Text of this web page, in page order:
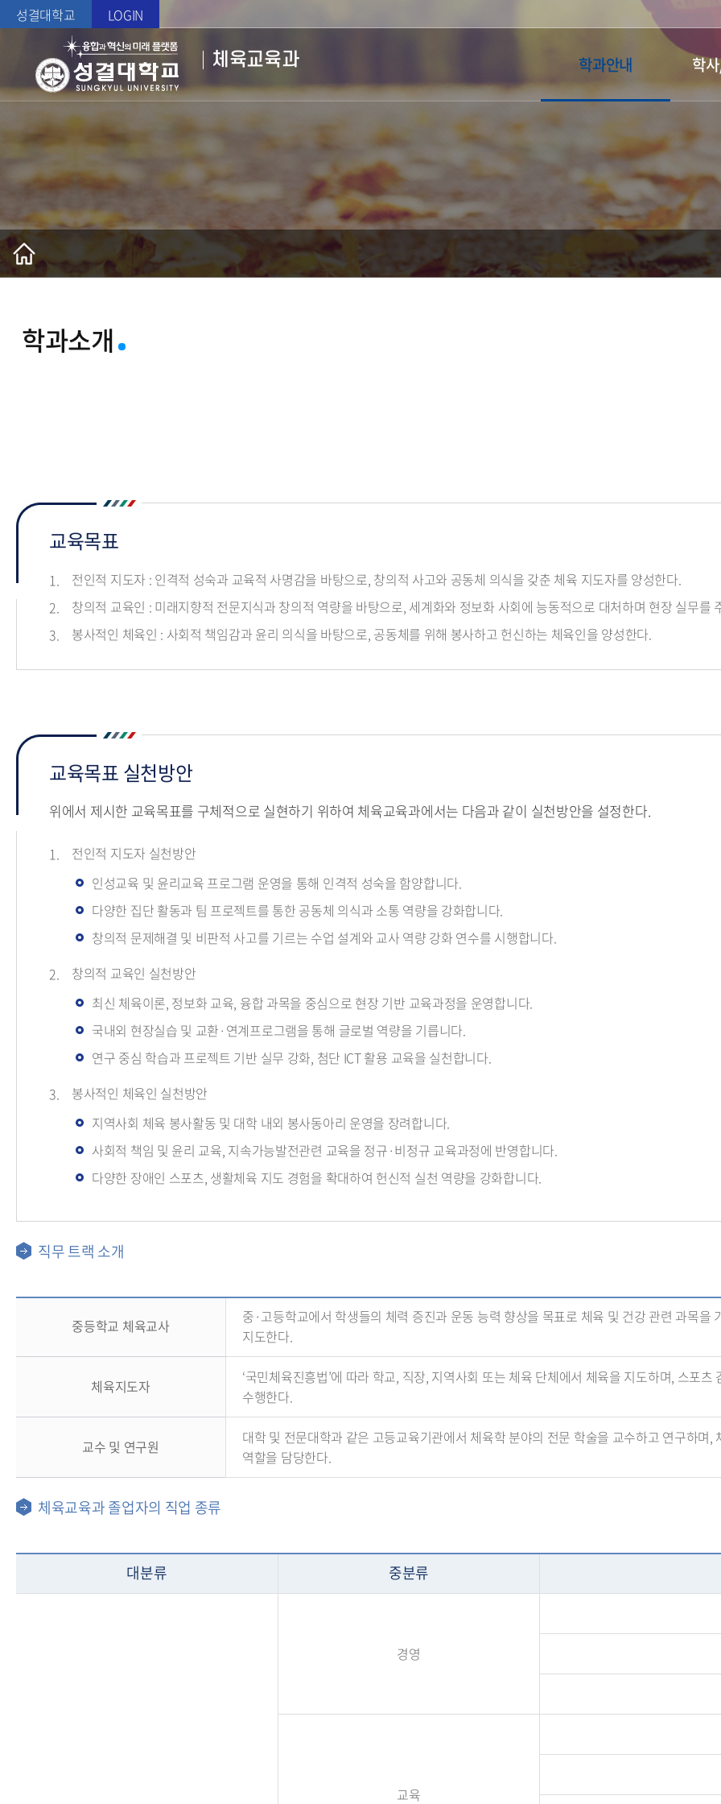
성결대학교 LOGIN
체육교육과 학과안내 학
학과소개
교육목표
전인적 지도자 : 인격적 성숙과 교육적 사명감을 바탕으로, 창의적 사고와 공동체 의식을 갖춘 체육 지도자를 양성한다.
창의적 교육인 : 미래지향적 전문지식과 창의적 역량을 바탕으로, 세계화와 정보화 사회에 능동적으로 대처하며 현장 실무를
봉사적인 체육인 : 사회적 책임감과 윤리 의식을 바탕으로, 공동체를 위해 봉사하고 헌신하는 체육인을 양성한다.
교육목표 실천방안
위에서 제시한 교육목표를 구체적으로 실현하기 위하여 체육교육과에서는 다음과 같이 실천방안을 설정한다.
전인적 지도자 실천방안
인성교육 및 윤리교육 프로그램 운영을 통해 인격적 성숙을 함양합니다.
다양한 집단 활동과 팀 프로젝트를 통한 공동체 의식과 소통 역량을 강화합니다.
창의적 문제해결 및 비판적 사고를 기르는 수업 설계와 교사 역량 강화 연수를 시행합니다.
창의적 교육인 실천방안
최신 체육이론, 정보화 교육, 융합 과목을 중심으로 현장 기반 교육과정을 운영합니다.
국내외 현장실습 및 교환·연계프로그램을 통해 글로벌 역량을 기릅니다.
연구 중심 학습과 프로젝트 기반 실무 강화, 첨단 ICT 활용 교육을 실천합니다.
봉사적인 체육인 실천방안
지역사회 체육 봉사활동 및 대학 내외 봉사동아리 운영을 장려합니다.
사회적 책임 및 윤리 교육, 지속가능발전관련 교육을 정규·비정규 교육과정에 반영합니다.
다양한 장애인 스포츠, 생활체육 지도 경험을 확대하여 헌신적 실천 역량을 강화합니다.
직무 트랙 소개
중등학교 체육교사
중·고등학교에서 학생들의 체력 증진과 운동 능력 향상을 목표로 체육 및 건강 관련 과목
지도한다.
체육지도자
‘국민체육진흥법’에 따라 학교, 직장, 지역사회 또는 체육 단체에서 체육을 지도하며, 스포
수행한다.
교수 및 연구원
대학 및 전문대학과 같은 고등교육기관에서 체육학 분야의 전문 학술을 교수하고 연구하며
역할을 담당한다.
체육교육과 졸업자의 직업 종류
대분류 중분류
경영
교육